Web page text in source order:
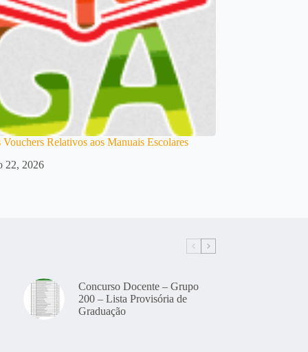
Vouchers Relativos aos Manuais Escolares
22, 2026
Concurso Docente – Grupo
200 – Lista Provisória de
Graduação